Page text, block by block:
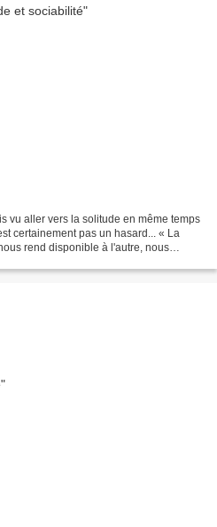
vu aller vers la solitude en même temps
certainement pas un hasard... « La
rend disponible à l'autre, nous